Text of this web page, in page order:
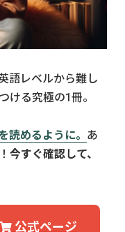
語レベルから難し
ける究極の1冊。
読めるように。 あ
今すぐ確認して、
公式ページ